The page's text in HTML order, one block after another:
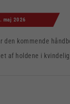
maj 2026
den kommende
af holdene i